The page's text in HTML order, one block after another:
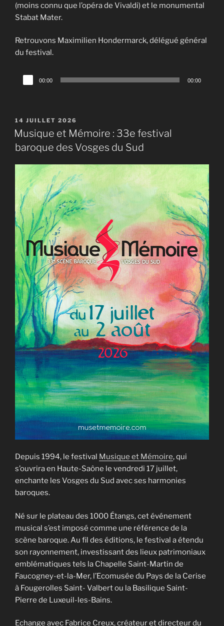
(moins connu que l’opéra de Vivaldi) et le monumental
Stabat Mater.
Retrouvons Maximilien Hondermarck, délégué général
du festival.
Lecteur
audio
00:00 00:00
PUBLIÉ
LE
14 JUILLET 2026
Musique et Mémoire : 33e festival
baroque des Vosges du Sud
Depuis 1994, le festival Musique et Mémoire, qui
s’ouvrira en Haute-Saône le vendredi 17 juillet,
enchante les Vosges du Sud avec ses harmonies
baroques.
Né sur le plateau des 1000 Étangs, cet événement
musical s’est imposé comme une référence de la
scène baroque. Au fil des éditions, le festival a étendu
son rayonnement, investissant des lieux patrimoniaux
emblématiques tels la Chapelle Saint-Martin de
Faucogney-et-la-Mer, l’Ecomusée du Pays de la Cerise
à Fougerolles Saint- Valbert ou la Basilique Saint-
Pierre de Luxeuil-les-Bains.
Echange avec Fabrice Creux, créateur et directeur du